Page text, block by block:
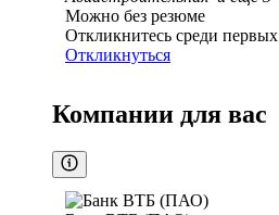
Можно без резюме
Откликнитесь среди первых
Откликнуться
Компании для вас